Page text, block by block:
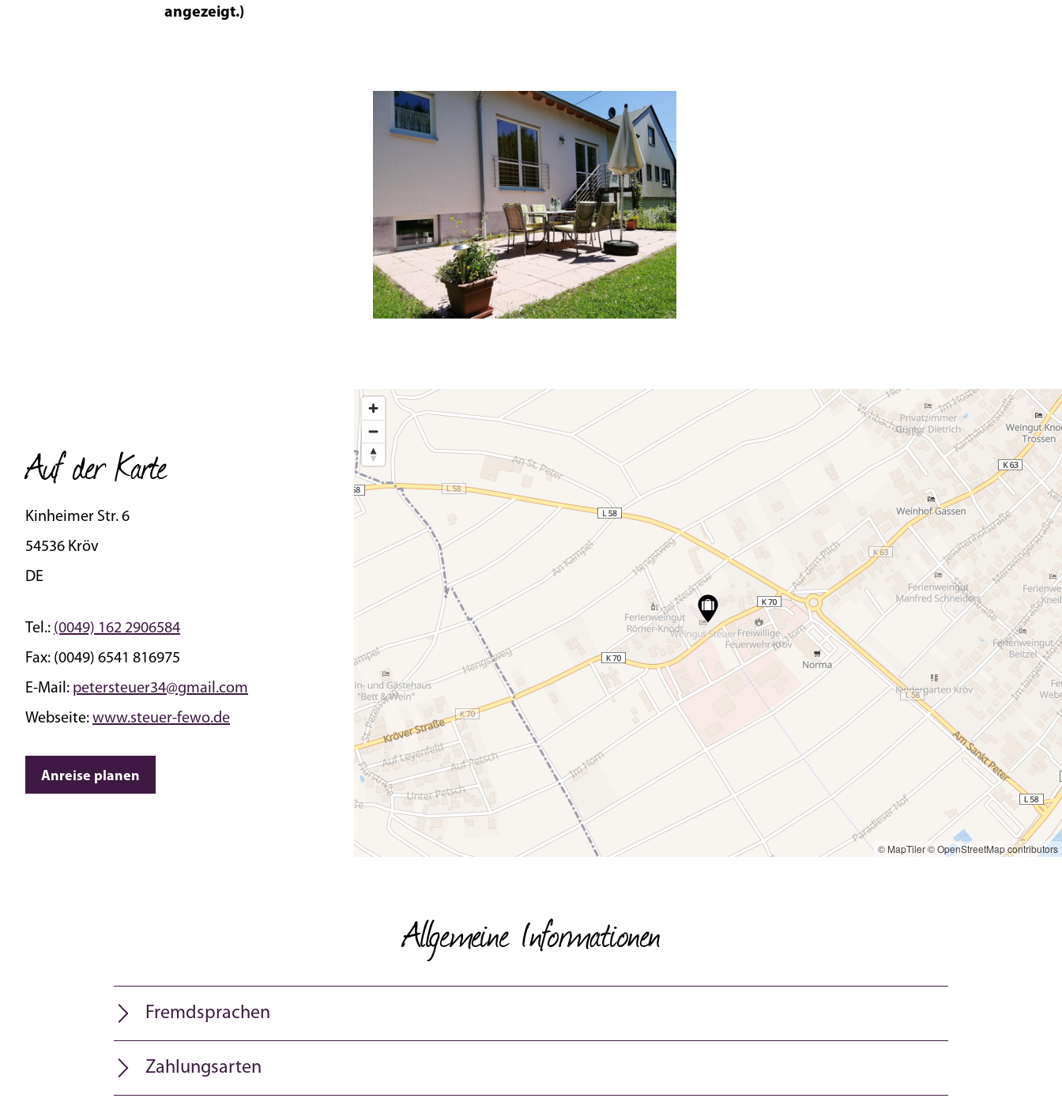
angezeigt.)
Auf der Karte
Kinheimer Str. 6
54536 Kröv
DE
Tel.: (0049) 162 2906584
Fax: (0049) 6541 816975
E-Mail: petersteuer34@gmail.com
Webseite: www.steuer-fewo.de
Anreise planen
© MapTiler© OpenStreetMap contributors
Allgemeine Informationen
Fremdsprachen
Zahlungsarten